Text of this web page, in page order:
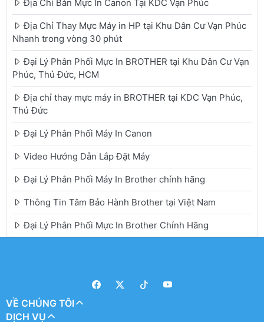
Địa Chỉ Bán Mực In Canon Tại KDC Vạn Phúc
Địa Chỉ Thay Mực Máy in HP tại Khu Dân Cư Vạn Phúc
Nhanh trong vòng 30 phút
Đại Lý Phân Phối Mực In BROTHER tại Khu Dân Cư Vạn
Phúc, Thủ Đức, HCM
Địa chỉ thay mực máy in BROTHER tại KDC Vạn Phúc,
Thủ Đức
Đại Lý Phân Phối Máy In Canon
Video Hướng Dẫn Lắp Đặt Máy
Đại Lý Phân Phối Máy In Brother chính hãng
Thông Tin Tâm Bảo Hành Brother tại Việt Nam
Đại Lý Phân Phối Mực In Brother Chính Hãng
VỀ CHÚNG TÔI
DỊCH VỤ